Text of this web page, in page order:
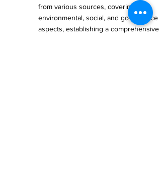
from various sources, covering
environmental, social, and governance
aspects, establishing a comprehensive